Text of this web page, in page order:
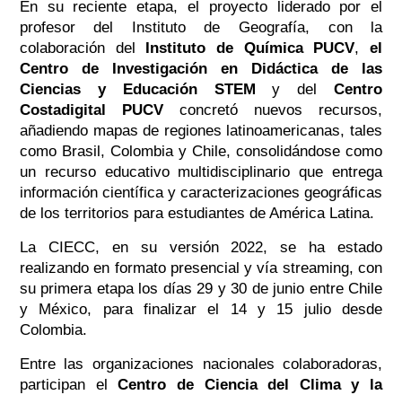
En su reciente etapa, el proyecto liderado por el
profesor del Instituto de Geografía, con la
colaboración del Instituto de Química PUCV,el
Centro de Investigación en Didáctica de las
Ciencias y Educación STEM y delCentro
Costadigital PUCVconcretó nuevos recursos,
añadiendo mapas de regiones latinoamericanas, tales
como Brasil, Colombia y Chile, consolidándose como
un recurso educativo multidisciplinario que entrega
información científica y caracterizaciones geográficas
de los territorios para estudiantes de América Latina.
La CIECC, en su versión 2022, se ha estado
realizando en formato presencial y vía streaming, con
su primera etapa los días 29 y 30 de junio entre Chile
y México, para finalizar el 14 y 15 julio desde
Colombia.
Entre las organizaciones nacionales colaboradoras,
participan elCentro de Ciencia del Clima y la